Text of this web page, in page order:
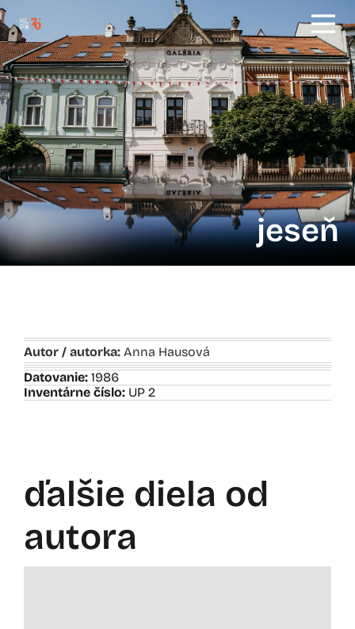
jeseň
Autor / autorka: Anna Hausová
Datovanie: 1986
Inventárne číslo: UP 2
ďalšie diela od
autora